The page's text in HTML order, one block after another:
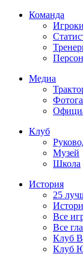
Команда
Игроки
Медиа
Клуб
Музей
Школа
История
25
Все
Все
Клуб
Клуб